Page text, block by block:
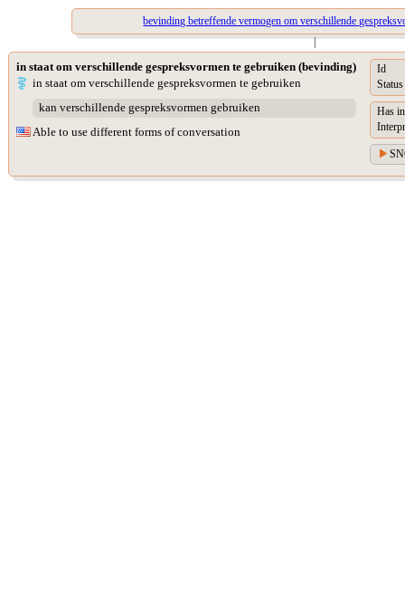
bevinding betreffende vermogen om verschillende
|
in staat om verschillende gespreksvormen te gebruiken (bevinding)
in staat om verschillende gespreksvormen te gebruiken
kan verschillende gespreksvormen gebruiken
Able to use different forms of conversation
Id
Status
Has